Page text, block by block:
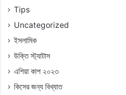
Tips
Uncategorized
ইসলামিক
উক্তি স্ট্যাটাস
এশিয়া কাপ ২০২৩
কিসের জন্য বিখ্যাত